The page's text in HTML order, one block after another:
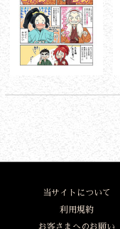
当サイトについて
利用規約
お客さまへのお願い